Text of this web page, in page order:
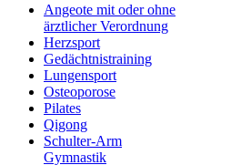
Angeote mit oder ohne
ärztlicher Verordnung
Herzsport
Gedächtnistraining
Lungensport
Osteoporose
Pilates
Qigong
Schulter-Arm
Gymnastik